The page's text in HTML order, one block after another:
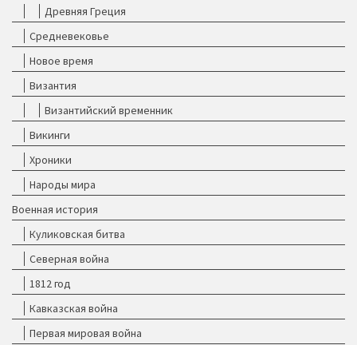
Древняя Греция
Средневековье
Новое время
Византия
Византийский временник
Викинги
Хроники
Народы мира
Военная история
Куликовская битва
Северная война
1812 год
Кавказская война
Первая мировая война